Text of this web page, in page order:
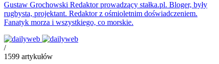
Gustaw Grochowski Redaktor prowadzący stałka.pl. Bloger, były
rugbysta, projektant. Redaktor z ośmioletnim doświadczeniem.
Fanatyk morza i wszystkiego, co morskie.
/
1599 artykułów